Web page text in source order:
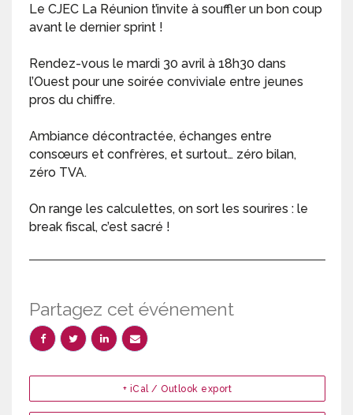
Le CJEC La Réunion t’invite à souffler un bon coup
avant le dernier sprint !
Rendez-vous le mardi 30 avril à 18h30 dans
l’Ouest pour une soirée conviviale entre jeunes
pros du chiffre.
Ambiance décontractée, échanges entre
consœurs et confrères, et surtout… zéro bilan,
zéro TVA.
On range les calculettes, on sort les sourires : le
break fiscal, c’est sacré !
Partagez cet événement
+ iCal / Outlook export